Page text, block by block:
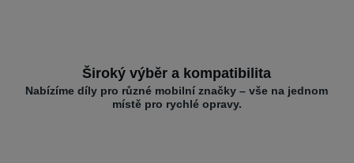
Široký výběr a kompatibilita
Nabízíme díly pro různé mobilní značky – vše na jednom
místě pro rychlé opravy.